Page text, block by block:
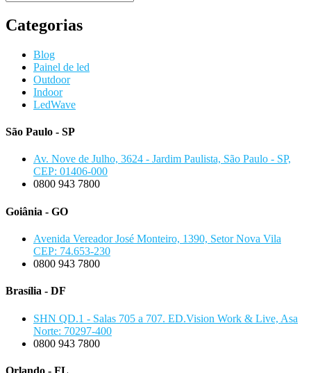
Categorias
Blog
Painel de led
Outdoor
Indoor
LedWave
São Paulo - SP
Av. Nove de Julho, 3624 - Jardim Paulista, São Paulo - SP,
CEP: 01406-000
0800 943 7800
Goiânia - GO
Avenida Vereador José Monteiro, 1390, Setor Nova Vila
CEP: 74.653-230
0800 943 7800
Brasília - DF
SHN QD.1 - Salas 705 a 707. ED.Vision Work & Live, Asa
Norte: 70297-400
0800 943 7800
Orlando - FL